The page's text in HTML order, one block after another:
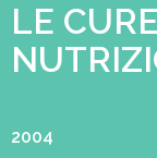
LE
2004